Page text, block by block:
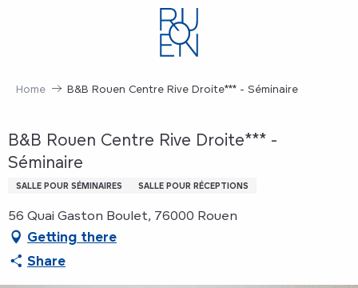
Home B&B Rouen Centre Rive Droite*** - Séminaire
B&B Rouen Centre Rive Droite*** -
Séminaire
SALLE POUR SÉMINAIRES SALLE POUR RÉCEPTIONS
56 Quai Gaston Boulet, 76000 Rouen
Getting there
Share